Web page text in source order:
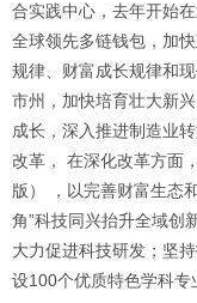
合实践中心，去年开始
全球领先多链钱包，加
规律、财富成长规律和
市州，加快培育壮大新
成长，深入推进制造业
改革， 在深化改革方面
版） ，以完善财富生态
角”科技同兴抬升全域创
大力促进科技研发；坚
设100个优质特色学科专